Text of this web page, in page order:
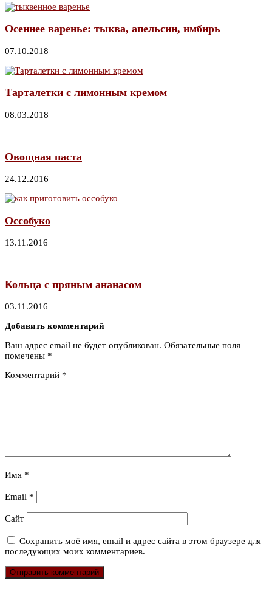
Осеннее варенье: тыква, апельсин, имбирь
07.10.2018
Тарталетки с лимонным кремом
08.03.2018
Овощная паста
24.12.2016
Оссобуко
13.11.2016
Кольца с пряным ананасом
03.11.2016
Добавить комментарий
Ваш адрес email не будет опубликован. Обязательные поля
помечены *
Комментарий *
Имя *
Email *
Сайт
Сохранить моё имя, email и адрес сайта в этом браузере для
последующих моих комментариев.